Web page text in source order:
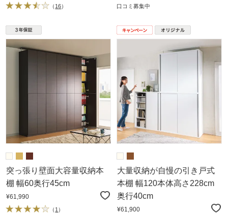
（ 16） 口コミ募集中
突っ張り壁面大容量収納本
棚 幅60奥行45cm
¥61,990
（ 1 ）
大量収納が自慢の引き戸式
本棚 幅120本体高さ228cm
奥行40cm
¥61,900